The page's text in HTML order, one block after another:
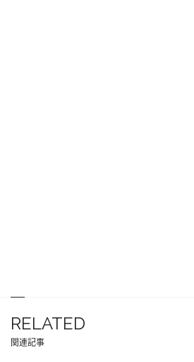
RELATED
関連記事